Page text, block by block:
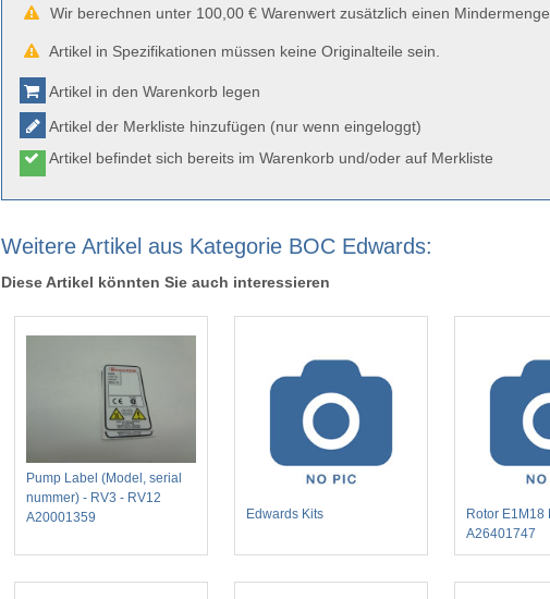
Wir berechnen unter 100,00 € Warenwert zusätzlich einen
Artikel in Spezifikationen müssen keine Originalteile sein.
Artikel in den Warenkorb legen
Artikel der Merkliste hinzufügen (nur wenn eingeloggt)
Artikel befindet sich bereits im Warenkorb und/oder auf Merkliste
Weitere Artikel aus Kategorie BOC Edwards:
Diese Artikel könnten Sie auch interessieren
Pump Label (Model, serial
nummer) - RV3 - RV12
A20001359
Edwards Kits
Rotor E1M18
A26401747